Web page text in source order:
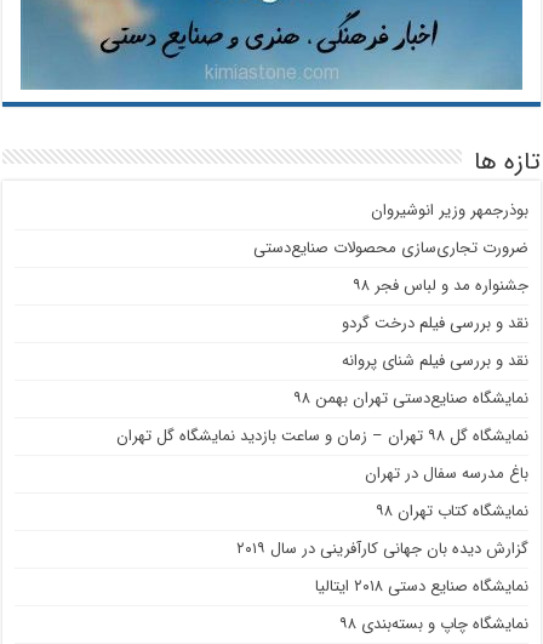
تازه ها
بوذرجمهر وزیر انوشیروان
ضرورت تجاری‌سازی محصولات صنایع‌دستی
جشنواره مد و لباس فجر ۹۸
نقد و بررسی فیلم درخت گردو
نقد و بررسی فیلم شنای پروانه
نمایشگاه صنایع‌دستی تهران بهمن ۹۸
نمایشگاه گل ۹۸ تهران – زمان و ساعت بازدید نمایشگاه گل تهران
باغ مدرسه سفال در تهران
نمایشگاه کتاب تهران ۹۸
گزارش دیده بان جهانی کارآفرینی در سال ۲۰۱۹
نمایشگاه صنایع دستی ۲۰۱۸ ایتالیا
نمایشگاه چاپ و بسته‌بندی ۹۸